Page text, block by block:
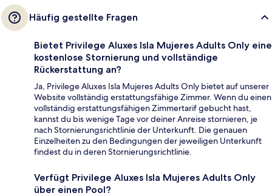
Häufig gestellte Fragen
Bietet Privilege Aluxes Isla Mujeres Adults Only eine
kostenlose Stornierung und vollständige
Rückerstattung an?
Ja, Privilege Aluxes Isla Mujeres Adults Only bietet auf unserer
Website vollständig erstattungsfähige Zimmer. Wenn du einen
vollständig erstattungsfähigen Zimmertarif gebucht hast,
kannst du bis wenige Tage vor deiner Anreise stornieren, je
nach Stornierungsrichtlinie der Unterkunft. Die genauen
Einzelheiten zu den Bedingungen der jeweiligen Unterkunft
findest du in deren Stornierungsrichtlinie.
Verfügt Privilege Aluxes Isla Mujeres Adults Only
über einen Pool?